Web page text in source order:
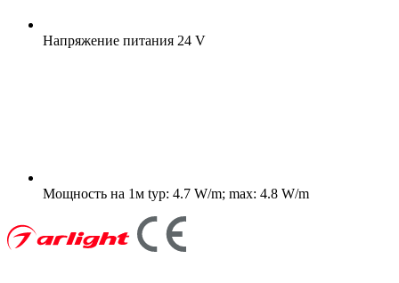
Напряжение питания 24 V
Мощность на 1м typ: 4.7 W/m; max: 4.8 W/m